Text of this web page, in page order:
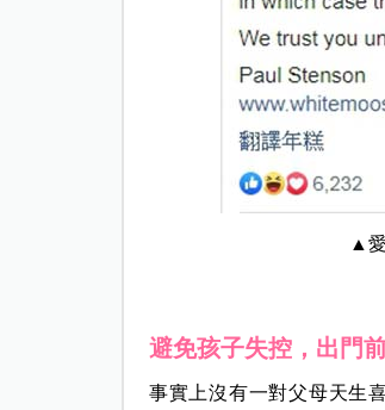
▲
避免孩子失控，出門
事實上沒有一對父母天生